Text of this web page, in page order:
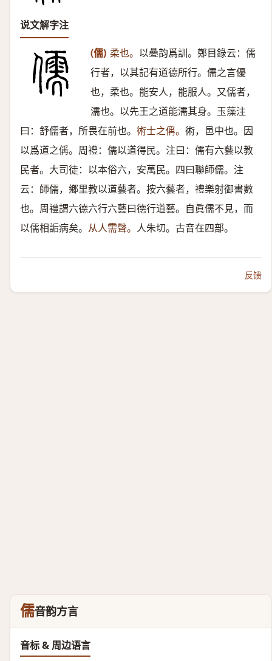
说文解字注
(儒) 柔也。 以㬪韵爲訓。鄭目錄云：儒
行者，以其記有道德所行。儒之言優
也，柔也。能安人，能服人。又儒者，
濡也。以先王之道能濡其身。玉藻注
曰：舒儒者，所畏在前也。 術士之偁。 術，邑中也。因
以爲道之偁。周禮：儒以道得民。注曰：儒有六藝以教
民者。大司徒：以本俗六，安萬民。四曰聯師儒。注
云：師儒，鄉里教以道藝者。按六藝者，禮樂射御書數
也。周禮謂六德六行六藝曰德行道藝。自眞儒不見，而
以儒相詬病矣。 从人需聲。 人朱切。古音在四部。
反馈
儒音韵方言
音标 & 周边语言